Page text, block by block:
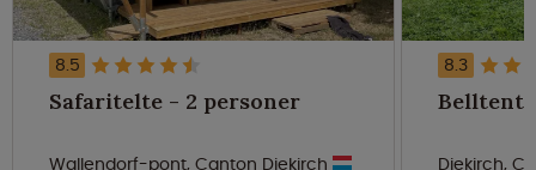
8.5
Safaritelte - 2 personer
Wallendorf-pont, Canton Diekirch
8.3
Diekirch,